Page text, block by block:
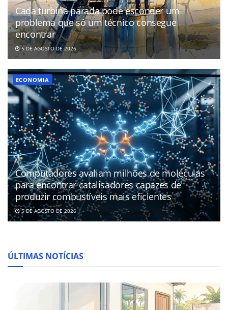
Cada turbina parada pode esconder um
problema que só um técnico consegue
encontrar
5 DE AGOSTO DE 2026
ECONOMIA
Computadores avaliam milhões de moléculas
para encontrar catalisadores capazes de
produzir combustíveis mais eficientes
5 DE AGOSTO DE 2026
ÚLTIMAS NOTÍCIAS